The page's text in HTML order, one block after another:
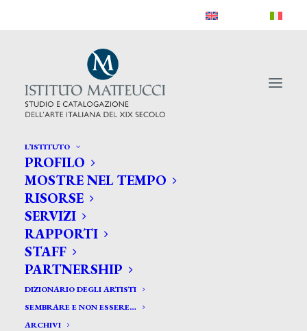
L’ISTITUTO
PROFILO
MOSTRE NEL TEMPO
RISORSE
SERVIZI
RAPPORTI
STAFF
PARTNERSHIP
DIZIONARIO DEGLI ARTISTI
SEMBRARE E NON ESSERE…
ARCHIVI